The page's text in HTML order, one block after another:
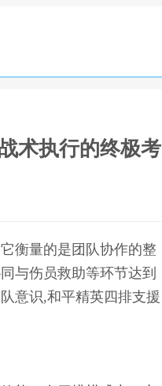
术执行的终极考
衡量的是团队协作的整
与伤员救助等环节达到
意识,和平精英四排支援